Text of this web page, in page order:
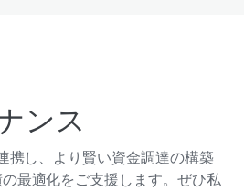
ンス
携し、より賢い資金調達の構築
最適化をご支援します。ぜひ私